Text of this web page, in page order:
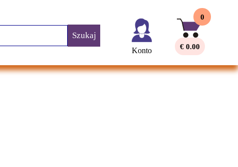
Szukaj
0
€ 0.00
Konto